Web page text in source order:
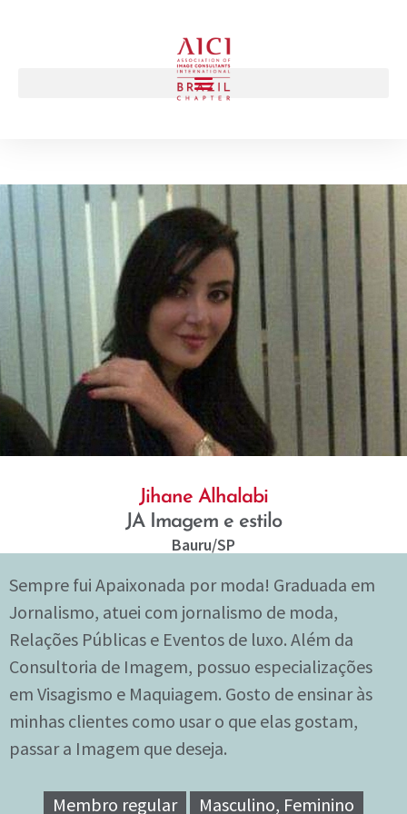
Jihane Alhalabi
JA Imagem e estilo
Bauru/SP
Sempre fui Apaixonada por moda! Graduada em
Jornalismo, atuei com jornalismo de moda,
Relações Públicas e Eventos de luxo. Além da
Consultoria de Imagem, possuo especializações
em Visagismo e Maquiagem. Gosto de ensinar às
minhas clientes como usar o que elas gostam,
passar a Imagem que deseja.
Membro regular Masculino, Feminino